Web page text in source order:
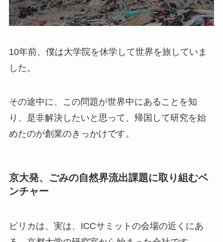
10年前、僕は大学院を休学して世界を旅していま
した。
その途中に、この問題が世界中にあることを知
り、是非解決したいと思って、帰国して研究を始
めたのが創業のきっかけです。
京大発、ごみの自然界流出課題に取り組むベ
ンチャー
ピリカは、実は、ICCサミットの会場の近くにあ